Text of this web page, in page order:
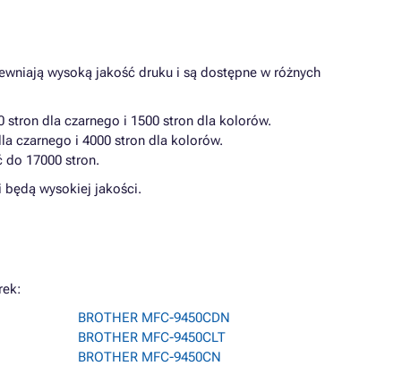
wysoką jakość druku i są dostępne w różnych
stron dla czarnego i 1500 stron dla kolorów.
czarnego i 4000 stron dla kolorów.
17000 stron.
będą wysokiej jakości.
BROTHER MFC-9450CDN
BROTHER MFC-9450CLT
BROTHER MFC-9450CN